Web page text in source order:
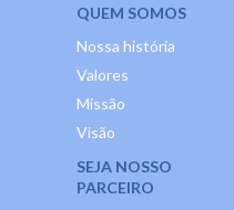
QUEM SOMOS
Nossa história
Valores
Missão
Visão
SEJA NOSSO
PARCEIRO